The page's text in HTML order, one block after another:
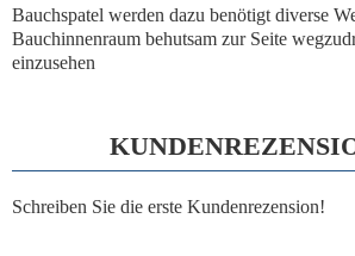
Bauchspatel werden dazu benötigt diverse
Bauchinnenraum behutsam zur Seite
einzusehen
Schreiben Sie die erste Kundenrezension!